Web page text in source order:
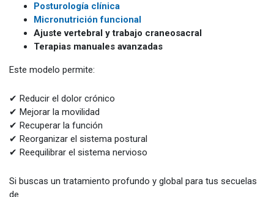
Posturología clínica
Micronutrición funcional
Ajuste vertebral y trabajo craneosacral
Terapias manuales avanzadas
Este modelo permite:
✔ Reducir el dolor crónico
✔ Mejorar la movilidad
✔ Recuperar la función
✔ Reorganizar el sistema postural
✔ Reequilibrar el sistema nervioso
Si buscas un tratamiento profundo y global para tus secuelas
de